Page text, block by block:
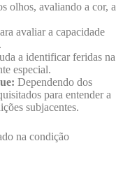
olhos, avaliando a cor, a
avaliar a capacidade
a identificar feridas na
especial.
Dependendo dos
para entender a
subjacentes.
na condição